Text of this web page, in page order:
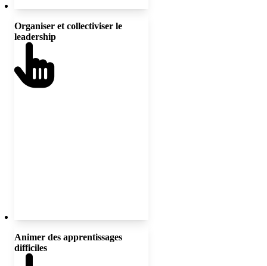
Organiser et collectiviser le
leadership
Créer des structures de
collaboration qui distribuent le
alliances entre les établissements et
qui font appel aux élèves, aux
familles et aux communautés afin
Animer des apprentissages
difficiles
Instaurer des espaces de dialogue